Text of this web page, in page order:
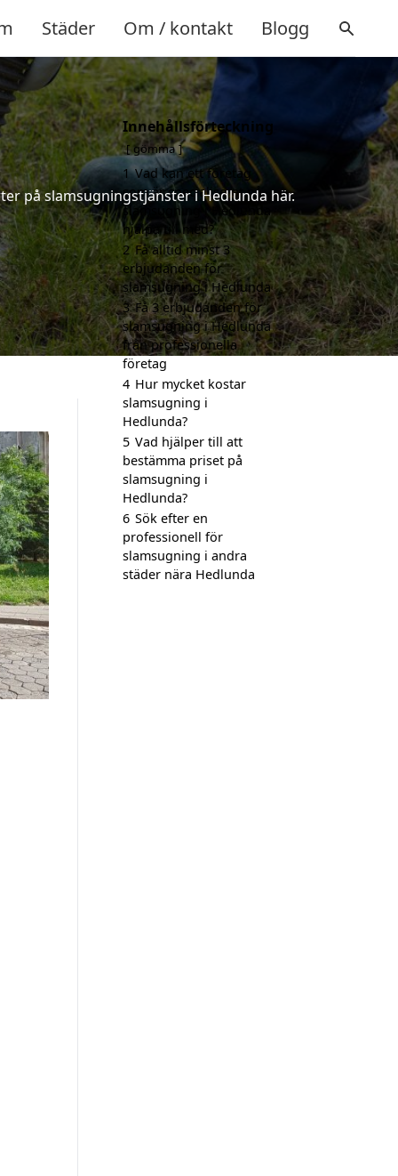
Städer Om / kontakt Blogg
på slamsugningstjänster i Hedlunda här.
Innehållsförteckning
gömma
1 Vad kan ett företag
som är specialiserat på
slamsugning i Hedlunda
hjälpa till med?
2 Få alltid minst 3
erbjudanden för
slamsugning i Hedlunda
3 Få 3 erbjudanden för
slamsugning i Hedlunda
från professionella
företag
4 Hur mycket kostar
slamsugning i
Hedlunda?
5 Vad hjälper till att
bestämma priset på
slamsugning i
Hedlunda?
6 Sök efter en
professionell för
slamsugning i andra
städer nära Hedlunda